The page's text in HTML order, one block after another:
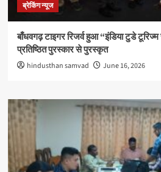
ब्रेकिंग न्यूज
बाँधवगढ़ टाइगर रिजर्व हुआ “इंडिया टुडे
प्रतिष्ठित पुरस्कार से पुरस्कृत
hindusthan samvad June 16, 2026